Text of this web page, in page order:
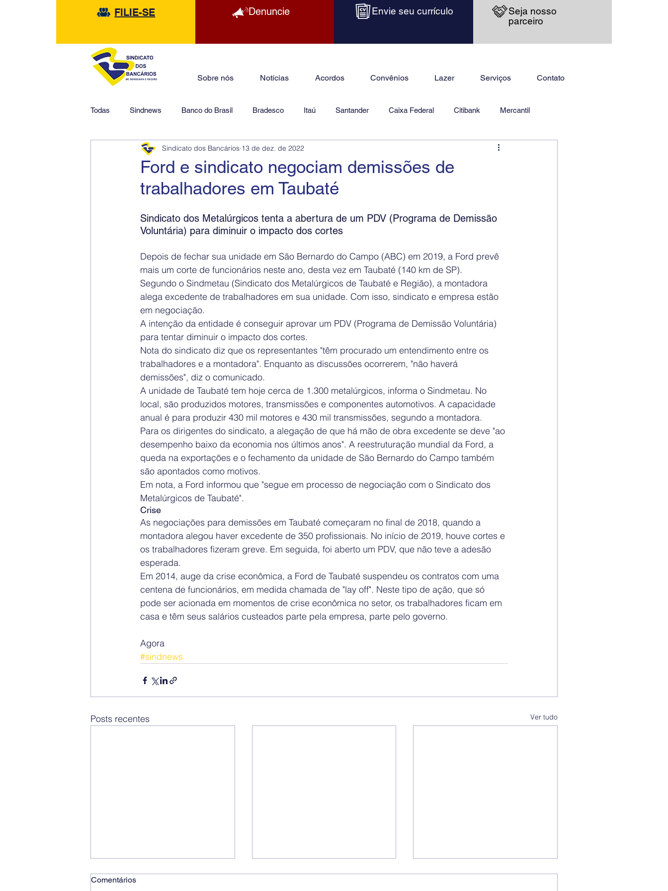
FILIE-SE Denuncie Envie seu currículo
Seja nosso
parceiro
Sobre nós Notícias Acordos Convênios Lazer Serviços Contato
Todas Sindnews Banco do Brasil Bradesco Itaú Santander Caixa Federal Citibank Mercantil
HSBC Financeiras Jurídico
Ford e sindicato negociam demissões de
trabalhadores em Taubaté
Sindicato dos Bancários 13 de dez. de 2022
Sindicato dos Metalúrgicos tenta a abertura de um PDV (Programa de Demissão
Voluntária) para diminuir o impacto dos cortes
Depois de fechar sua unidade em São Bernardo do Campo (ABC) em 2019, a Ford prevê
mais um corte de funcionários neste ano, desta vez em Taubaté (140 km de SP).
Segundo o Sindmetau (Sindicato dos Metalúrgicos de Taubaté e Região), a montadora
alega excedente de trabalhadores em sua unidade. Com isso, sindicato e empresa estão
em negociação.
A intenção da entidade é conseguir aprovar um PDV (Programa de Demissão Voluntária)
para tentar diminuir o impacto dos cortes.
Nota do sindicato diz que os representantes "têm procurado um entendimento entre os
trabalhadores e a montadora". Enquanto as discussões ocorrerem, "não haverá
demissões", diz o comunicado.
A unidade de Taubaté tem hoje cerca de 1.300 metalúrgicos, informa o Sindmetau. No
local, são produzidos motores, transmissões e componentes automotivos. A capacidade
anual é para produzir 430 mil motores e 430 mil transmissões, segundo a montadora.
Para os dirigentes do sindicato, a alegação de que há mão de obra excedente se deve "ao
desempenho baixo da economia nos últimos anos". A reestruturação mundial da Ford, a
queda na exportações e o fechamento da unidade de São Bernardo do Campo também
são apontados como motivos.
Em nota, a Ford informou que "segue em processo de negociação com o Sindicato dos
Metalúrgicos de Taubaté".
Crise
As negociações para demissões em Taubaté começaram no final de 2018, quando a
montadora alegou haver excedente de 350 profissionais. No início de 2019, houve cortes e
os trabalhadores fizeram greve. Em seguida, foi aberto um PDV, que não teve a adesão
esperada.
Em 2014, auge da crise econômica, a Ford de Taubaté suspendeu os contratos com uma
centena de funcionários, em medida chamada de "lay off". Neste tipo de ação, que só
pode ser acionada em momentos de crise econômica no setor, os trabalhadores ficam em
casa e têm seus salários custeados parte pela empresa, parte pelo governo.
Agora
#sindnews
Posts recentes Ver tudo
Comentários